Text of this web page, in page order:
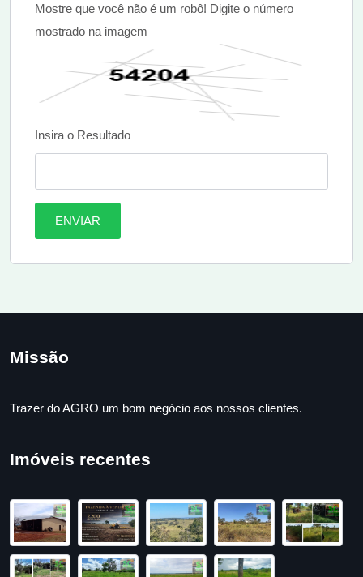
Mostre que você não é um robô! Digite o número
mostrado na imagem
Insira o Resultado
ENVIAR
Missão
Trazer do AGRO um bom negócio aos nossos clientes.
Imóveis recentes